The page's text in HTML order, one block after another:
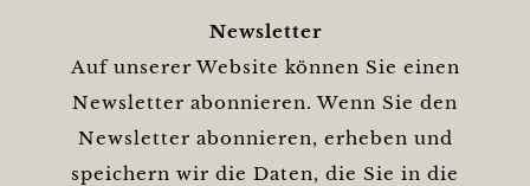
Newsletter
Auf unserer Website können Sie einen
Newsletter abonnieren. Wenn Sie den
Newsletter abonnieren, erheben und
speichern wir die Daten, die Sie in die